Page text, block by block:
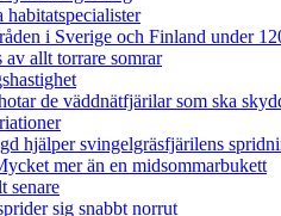
i Sverige och Finland under
av allt torrare somrar
de väddnätfjärilar som ska
hjälper svingelgräsfjärilens
mer än en midsommarbukett
senare
sig snabbt norrut